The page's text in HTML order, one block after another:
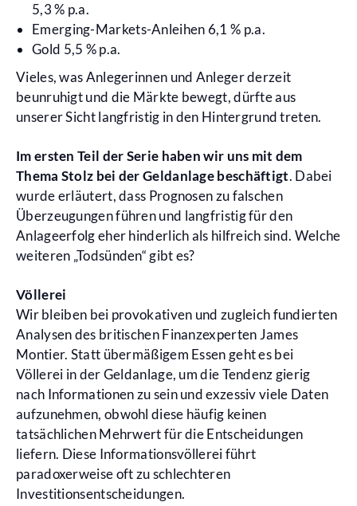
5,3 % p.a.
Emerging-Markets-Anleihen 6,1 % p.a.
Gold 5,5 % p.a.
Vieles, was Anlegerinnen und Anleger derzeit
beunruhigt und die Märkte bewegt, dürfte aus
unserer Sicht langfristig in den Hintergrund treten.
Im ersten Teil der Serie haben wir uns mit dem
Thema Stolz bei der Geldanlage beschäftigt. Dabei
wurde erläutert, dass Prognosen zu falschen
Überzeugungen führen und langfristig für den
Anlageerfolg eher hinderlich als hilfreich sind. Welche
weiteren „Todsünden“ gibt es?
Völlerei
Wir bleiben bei provokativen und zugleich fundierten
Analysen des britischen Finanzexperten James
Montier. Statt übermäßigem Essen geht es bei
Völlerei in der Geldanlage, um die Tendenz gierig
nach Informationen zu sein und exzessiv viele Daten
aufzunehmen, obwohl diese häufig keinen
tatsächlichen Mehrwert für die Entscheidungen
liefern. Diese Informationsvöllerei führt
paradoxerweise oft zu schlechteren
Investitionsentscheidungen.